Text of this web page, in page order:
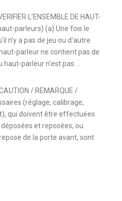
L'ENSEMBLE DE HAUT-
parleurs) (a) Une fois le
n'y a pas de jeu ou d'autre
parleur ne contient pas de
parleur n'est pas ...
/ REMARQUE /
(réglage, calibrage,
qui doivent être effectuées
et reposées, ou
de la porte avant, sont